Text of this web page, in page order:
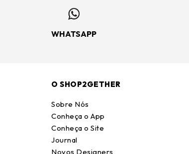
WHATSAPP
O SHOP2GETHER
Sobre Nós
Conheça o App
Conheça o Site
Journal
Novos Designers